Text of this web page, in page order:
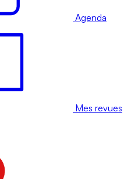
Agenda
Mes revues